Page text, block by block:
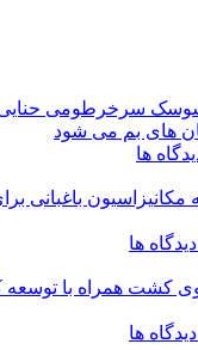
سرخرطومی
های بم می شود
ها
باغبانی
ها
کشت همراه با
ها